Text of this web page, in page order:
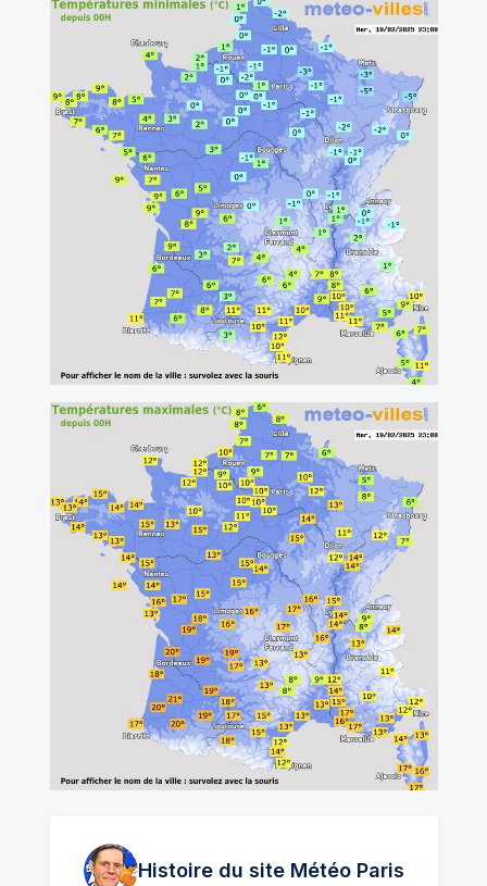
Histoire du site MétéoParis